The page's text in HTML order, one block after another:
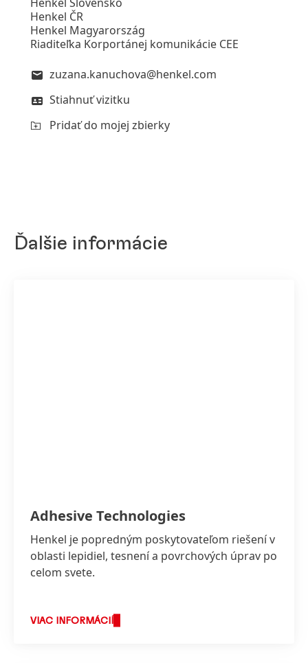
Henkel ČR
Henkel Magyarország
Riaditeľka Korportánej komunikácie CEE
zuzana.kanuchova@henkel.com
Stiahnuť vizitku
Pridať do mojej zbierky
Ďalšie informácie
Adhesive Technologies
Henkel je popredným poskytovateľom riešení v
oblasti lepidiel, tesnení a povrchových úprav po
celom svete.
VIAC INFORMÁCIÍ